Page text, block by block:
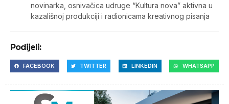
novinarka, osnivačica udruge “Kultura nova” aktivna u
kazališnoj produkciji i radionicama kreativnog pisanja
Podijeli:
FACEBOOK TWITTER LINKEDIN WHATSAPP